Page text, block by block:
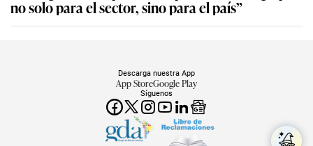
no solo para el sector, sino para el país”
Síguenos
Descarga nuestra App
App StoreGoogle Play